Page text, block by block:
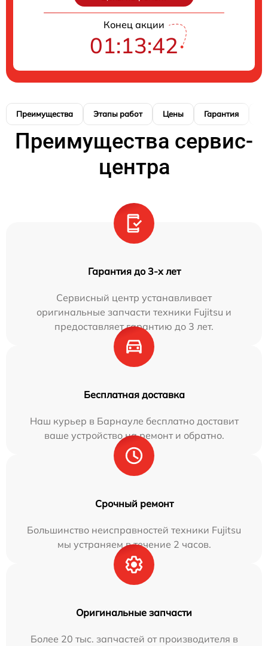
Конец акции
01:13:41
Преимущества Этапы работ Цены Гарантия
Преимущества сервис-
центра
Гарантия до 3-х лет
Сервисный центр устанавливает
оригинальные запчасти техники Fujitsu и
предоставляет гарантию до 3 лет.
Бесплатная доставка
Наш курьер в Барнауле бесплатно доставит
ваше устройство на ремонт и обратно.
Срочный ремонт
Большинство неисправностей техники Fujitsu
мы устраняем в течение 2 часов.
Оригинальные запчасти
Более 20 тыс. запчастей от производителя в